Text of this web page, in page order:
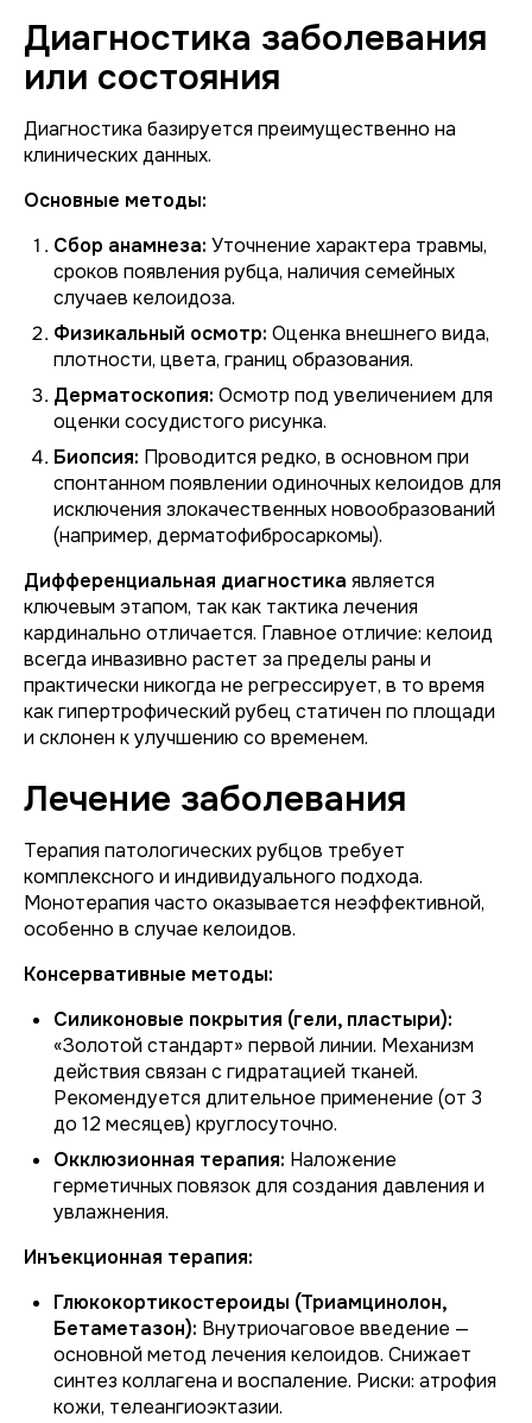
Диагностика заболевания
или состояния
Диагностика базируется преимущественно на
клинических данных.
Основные методы:
Сбор анамнеза: Уточнение характера травмы,
сроков появления рубца, наличия семейных
случаев келоидоза.
Физикальный осмотр: Оценка внешнего вида,
плотности, цвета, границ образования.
Дерматоскопия: Осмотр под увеличением для
оценки сосудистого рисунка.
Биопсия: Проводится редко, в основном при
спонтанном появлении одиночных келоидов для
исключения злокачественных новообразований
(например, дерматофибросаркомы).
Дифференциальная диагностика является
ключевым этапом, так как тактика лечения
кардинально отличается. Главное отличие: келоид
всегда инвазивно растет за пределы раны и
практически никогда не регрессирует, в то время
как гипертрофический рубец статичен по площади
и склонен к улучшению со временем.
Лечение заболевания
Терапия патологических рубцов требует
комплексного и индивидуального подхода.
Монотерапия часто оказывается неэффективной,
особенно в случае келоидов.
Консервативные методы:
Силиконовые покрытия (гели, пластыри):
«Золотой стандарт» первой линии. Механизм
действия связан с гидратацией тканей.
Рекомендуется длительное применение (от 3
до 12 месяцев) круглосуточно.
Окклюзионная терапия: Наложение
герметичных повязок для создания давления и
увлажнения.
Инъекционная терапия:
Глюкокортикостероиды (Триамцинолон,
Бетаметазон): Внутриочаговое введение —
основной метод лечения келоидов. Снижает
синтез коллагена и воспаление. Риски: атрофия
кожи, телеангиоэктазии.